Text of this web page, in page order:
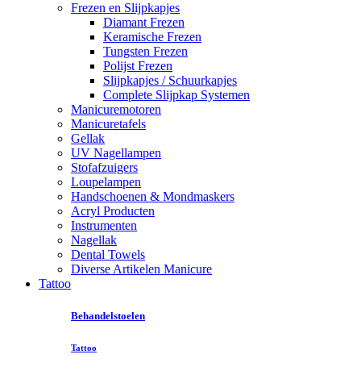
Frezen en Slijpkapjes
Diamant Frezen
Keramische Frezen
Tungsten Frezen
Polijst Frezen
Slijpkapjes / Schuurkapjes
Complete Slijpkap Systemen
Manicuremotoren
Manicuretafels
Gellak
UV Nagellampen
Stofafzuigers
Loupelampen
Handschoenen & Mondmaskers
Acryl Producten
Instrumenten
Nagellak
Dental Towels
Diverse Artikelen Manicure
Tattoo
Behandelstoelen
Tattoo